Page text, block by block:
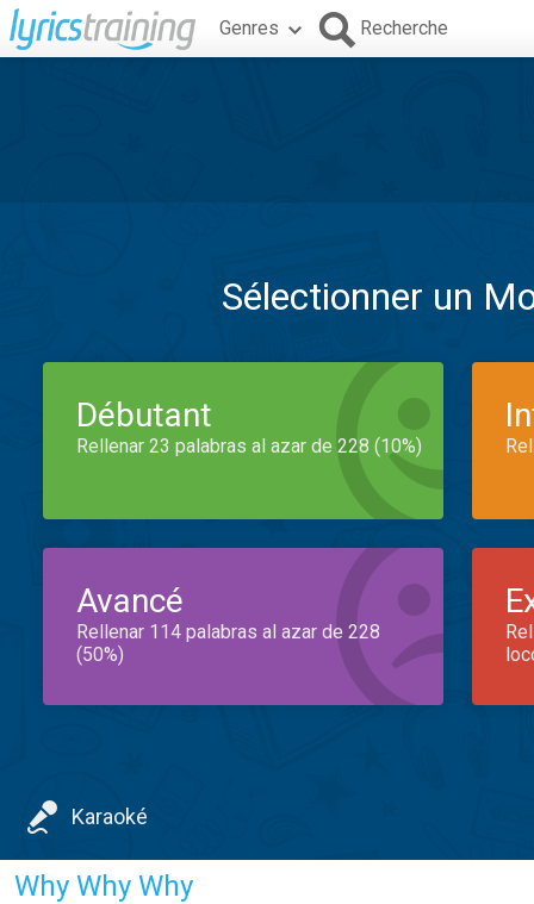
Genres Recherche
Sélectionner un
Débutant
Rellenar 23 palabras al azar de 228 (10%)
Avancé
Rellenar 114 palabras al azar de 228
(50%)
Karaoké
Why Why Why